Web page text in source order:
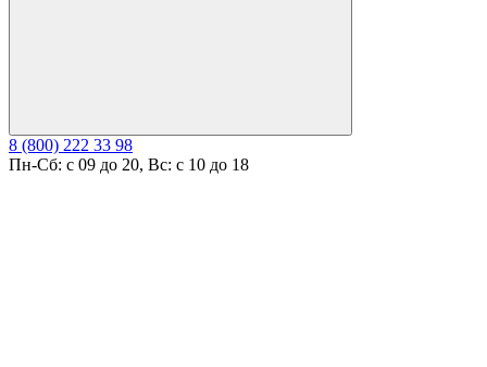
8 (800) 222 33 98
Пн-Сб: с 09 до 20, Вс: с 10 до 18